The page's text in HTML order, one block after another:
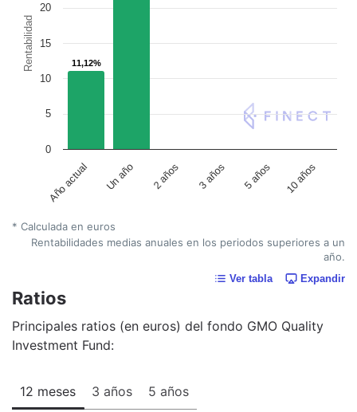
Rentabilidad 11,12%
11,12%
Año actual Un año 2 años 3 años 5 años 10 años
0
5
10
15
20
* Calculada en euros
Rentabilidades medias anuales en los periodos superiores a un
año.
Ver tabla Expandir
Ratios
Principales ratios (en euros) del fondo GMO Quality
Investment Fund:
12 meses 3 años 5 años